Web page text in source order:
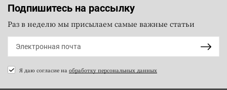
Подпишитесь на рассылку
Раз в неделю мы присылаем самые важные статьи
Я даю согласие на обработку персональных данных